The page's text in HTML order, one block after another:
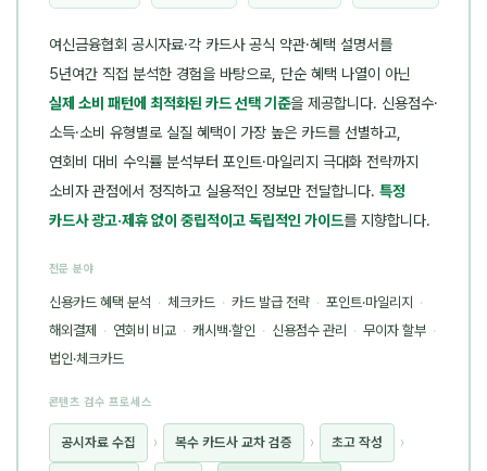
여신금융협회 공시자료·각 카드사 공식 약관·혜택 설명서를
5년여간 직접 분석한 경험을 바탕으로, 단순 혜택 나열이 아닌
실제 소비 패턴에 최적화된 카드 선택 기준을 제공합니다. 신용점수·
소득·소비 유형별로 실질 혜택이 가장 높은 카드를 선별하고,
연회비 대비 수익률 분석부터 포인트·마일리지 극대화 전략까지
소비자 관점에서 정직하고 실용적인 정보만 전달합니다. 특정
카드사 광고·제휴 없이 중립적이고 독립적인 가이드를 지향합니다.
전문 분야
신용카드 혜택 분석 · 체크카드 · 카드 발급 전략 · 포인트·마일리지 ·
해외결제 · 연회비 비교 · 캐시백·할인 · 신용점수 관리 · 무이자 할부 ·
법인·체크카드
콘텐츠 검수 프로세스
공시자료 수집 › 복수 카드사 교차 검증 › 초고 작성 ›